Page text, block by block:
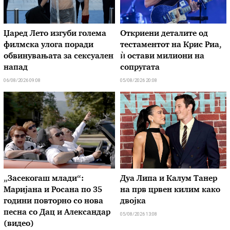
Џаред Лето изгуби голема
филмска улога поради
обвинувањата за сексуален
напад
06/08/2026 09:08
Откриени деталите од
тестаментот на Крис Риа,
ѝ остави милиони на
сопругата
05/08/2026 20:08
„Засекогаш млади“:
Маријана и Росана по 35
години повторно со нова
песна со Дац и Александар
(видео)
Дуа Липа и Калум Танер
на прв црвен килим како
двојка
05/08/2026 13:08